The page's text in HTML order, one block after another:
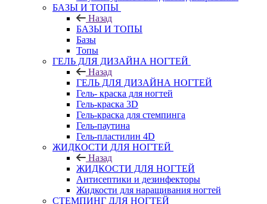
БАЗЫ И ТОПЫ
Назад
БАЗЫ И ТОПЫ
Базы
Топы
ГЕЛЬ ДЛЯ ДИЗАЙНА НОГТЕЙ
Назад
ГЕЛЬ ДЛЯ ДИЗАЙНА НОГТЕЙ
Гель- краска для ногтей
Гель-краска 3D
Гель-краска для стемпинга
Гель-паутина
Гель-пластилин 4D
ЖИДКОСТИ ДЛЯ НОГТЕЙ
Назад
ЖИДКОСТИ ДЛЯ НОГТЕЙ
Антисептики и дезинфекторы
Жидкости для наращивания ногтей
СТЕМПИНГ ДЛЯ НОГТЕЙ